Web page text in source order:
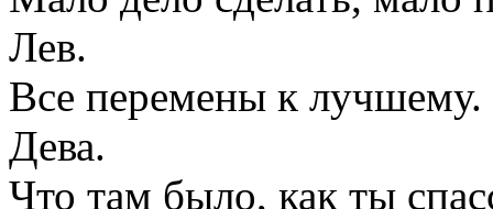
Лев.
Все перемены к
Дева.
Что там было, как ты